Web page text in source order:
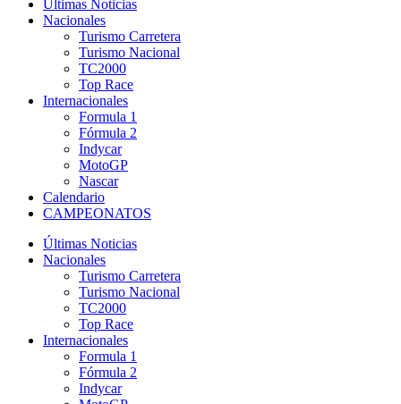
Últimas Noticias
Nacionales
Turismo Carretera
Turismo Nacional
TC2000
Top Race
Internacionales
Formula 1
Fórmula 2
Indycar
MotoGP
Nascar
Calendario
CAMPEONATOS
Últimas Noticias
Nacionales
Turismo Carretera
Turismo Nacional
TC2000
Top Race
Internacionales
Formula 1
Fórmula 2
Indycar